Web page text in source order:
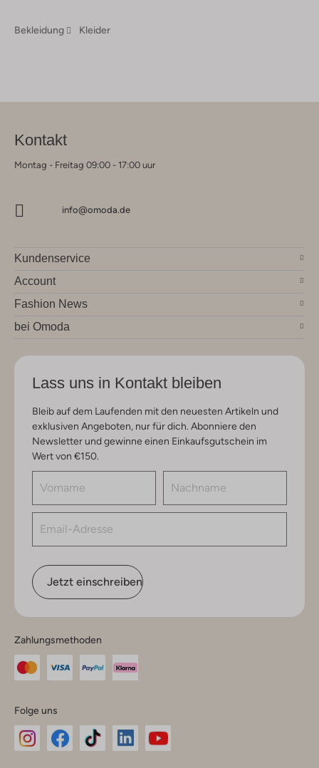
Bekleidung Kleider
Kontakt
Montag - Freitag 09:00 - 17:00 uur
info@omoda.de
Kundenservice
Account
Fashion News
bei Omoda
Lass uns in Kontakt bleiben
Bleib auf dem Laufenden mit den neuesten Artikeln und
exklusiven Angeboten, nur für dich. Abonniere den
Newsletter und gewinne einen Einkaufsgutschein im
Wert von €150.
Jetzt einschreiben
Zahlungsmethoden
Folge uns